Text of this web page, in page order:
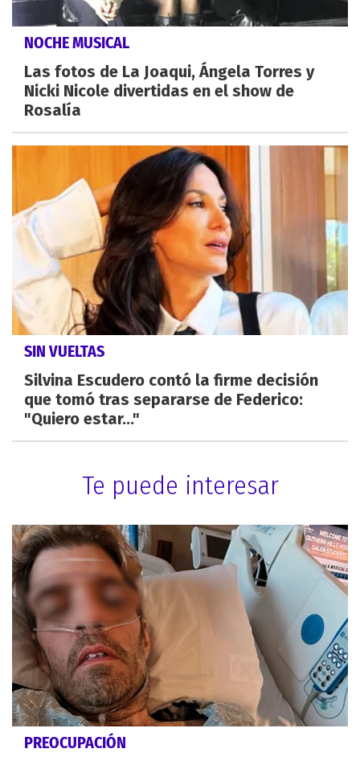
NOCHE MUSICAL
Las fotos de La Joaqui, Ángela Torres y
Nicki Nicole divertidas en el show de
Rosalía
SIN VUELTAS
Silvina Escudero contó la firme decisión
que tomó tras separarse de Federico:
"Quiero estar..."
Te puede interesar
PREOCUPACIÓN